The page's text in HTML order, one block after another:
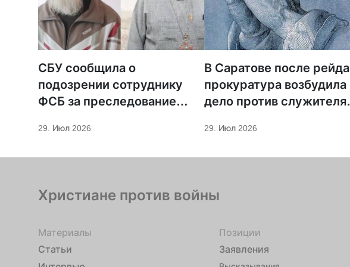
СБУ сообщила о
подозрении сотруднику
ФСБ за преследование
29. Июл 2026
В Саратове после рейда
прокуратура возбудила
дело против служителя
29. Июл 2026
Христиане против войны
Материалы
Статьи
Позиции
Заявления